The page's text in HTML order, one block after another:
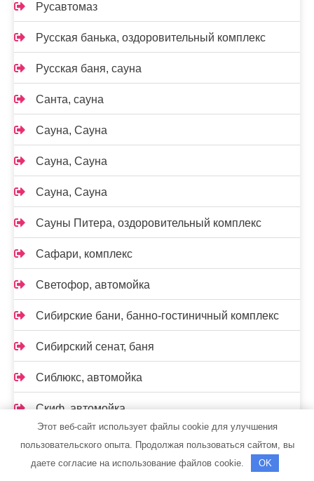
Русавтомаз
Русская банька, оздоровительный комплекс
Русская баня, сауна
Санта, сауна
Сауна, Сауна
Сауна, Сауна
Сауна, Сауна
Сауны Питера, оздоровительный комплекс
Сафари, комплекс
Светофор, автомойка
Сибирские бани, банно-гостиничный комплекс
Сибирский сенат, баня
Сиблюкс, автомойка
Скиф, автомойка
Скиф, автомойка
Этот веб-сайт использует файлы cookie для улучшения
пользовательского опыта. Продолжая пользоваться сайтом, вы
даете согласие на использование файлов cookie.
OK